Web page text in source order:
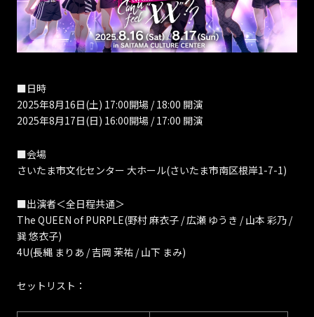
■日時
2025年8月16日(土) 17:00開場 / 18:00 開演
2025年8月17日(日) 16:00開場 / 17:00 開演
■会場
さいたま市文化センター 大ホール(さいたま市南区根岸1-7-1)
■出演者＜全日程共通＞
The QUEEN of PURPLE(野村 麻衣子 / 広瀬 ゆうき / 山本 彩乃 /
巽 悠衣子)
4U(長縄 まりあ / 吉岡 茉祐 / 山下 まみ)
セットリスト：